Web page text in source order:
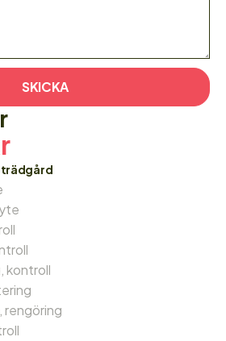
SKICKA
kontroll
rengöring